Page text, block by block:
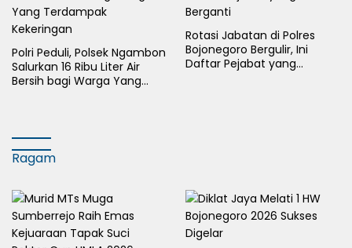
Polri Peduli, Polsek Ngambon
Salurkan 16 Ribu Liter Air
Bersih bagi Warga Yang
Rotasi Jabatan di Polres
Bojonegoro Bergulir, Ini
Daftar Pejabat yang
Ragam